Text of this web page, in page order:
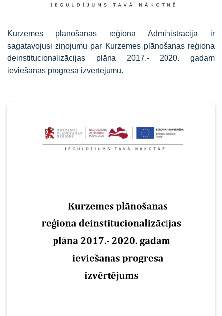
Kurzemes plānošanas reģiona Administrācija ir
sagatavojusi ziņojumu par Kurzemes plānošanas reģiona
deinstitucionalizācijas plāna 2017.- 2020. gadam
ieviešanas progresa izvērtējumu.